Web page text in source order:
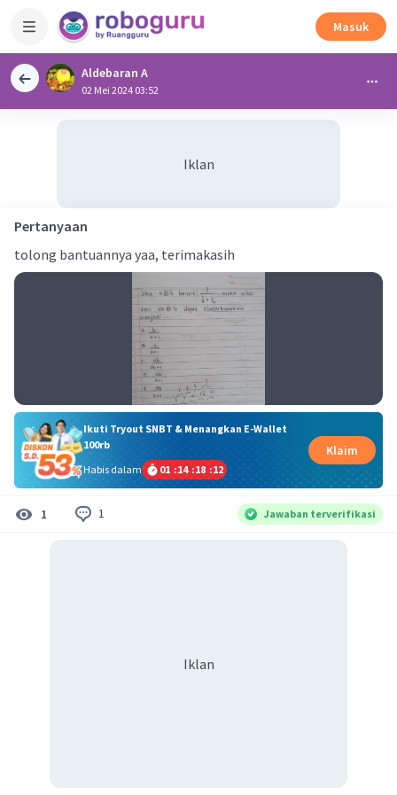
Masuk
Aldebaran A
02 Mei 2024 03:52
Iklan
Pertanyaan
tolong bantuannya yaa, terimakasih
Ikuti Tryout SNBT & Menangkan E-Wallet
100rb
Habis dalam
01 :14 :18 :11
Klaim
1 1 Jawaban terverifikasi
Iklan